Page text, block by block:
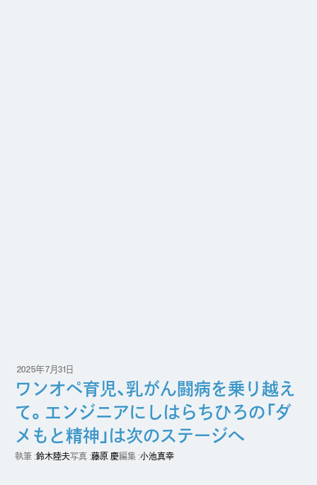
2025年7月31日
ワンオペ育児、乳がん闘病を乗り越え
て。エンジニアにしはらちひろの「ダ
メもと精神」は次のステージへ
執筆 :鈴木陸夫写真 :藤原 慶編集 :小池真幸